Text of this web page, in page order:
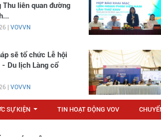
Thu liên quan đường
| VOVVN
sẽ tổ chức Lễ hội
- Du lịch Làng cổ
| VOVVN
SỰ KIỆN TIN HOẠT ĐỘNG VOV